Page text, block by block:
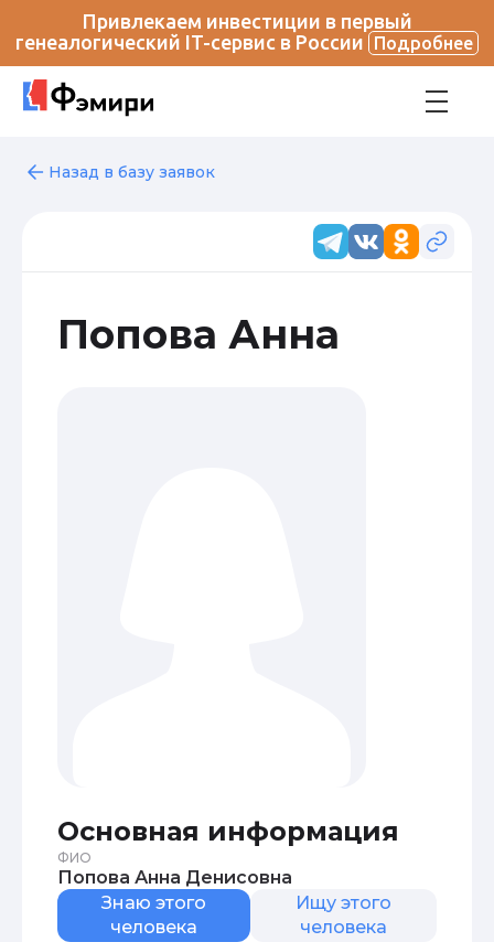
Привлекаем инвестиции в первый
генеалогический IT-сервис в России
Подробнее
Назад в базу заявок
Попова Анна
Основная информация
ФИО
Попова Анна Денисовна
Знаю этого
человека
Ищу этого
человека